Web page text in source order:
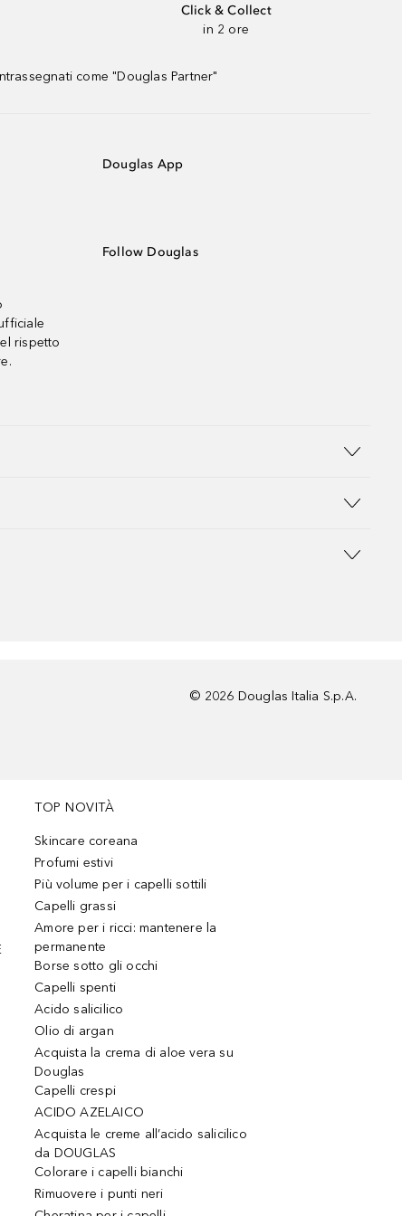
Click & Collect
in 2 ore
come "Douglas Partner"
rispetto
Douglas App
Follow Douglas
© 2026 Douglas Italia S.p.A.
TOP NOVITÀ
Skincare coreana
Profumi estivi
Più volume per i capelli sottili
Capelli grassi
Amore per i ricci: mantenere la
permanente
Borse sotto gli occhi
Capelli spenti
Acido salicilico
Olio di argan
Acquista la crema di aloe vera su
Douglas
Capelli crespi
ACIDO AZELAICO
Acquista le creme all’acido salicilico
da DOUGLAS
Colorare i capelli bianchi
Rimuovere i punti neri